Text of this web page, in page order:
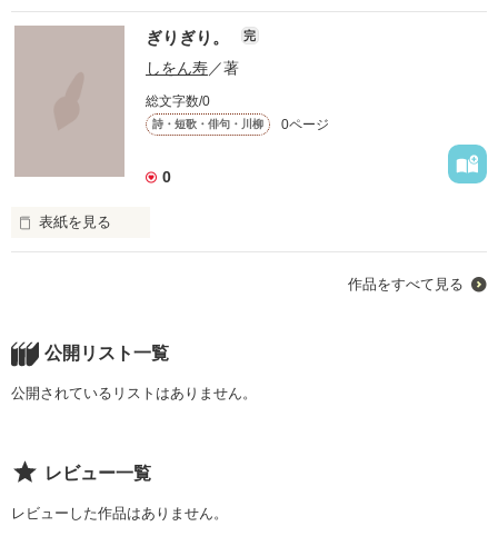
ぎりぎり。 完
しをん寿／著
総文字数/0
詩・短歌・俳句・川柳 0ページ
0
表紙を見る
今日の俺も明日の俺も、死んでいる。
作品をすべて見る
公開リスト一覧
公開されているリストはありません。
レビュー一覧
レビューした作品はありません。